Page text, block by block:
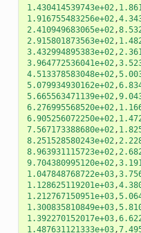
1.430414539743e+02,
1.916755483256e+02,
2.410949683065e+02,
2.915801873563e+02,
3.432994895383e+02,
3.964772536041e+02,
4.513378583048e+02,
5.079934930162e+02,
5.665563471139e+02,
6.276995568520e+02,
6.905256072250e+02,
7.567173388680e+02,
8.251528580243e+02,
8.963931115723e+02,
9.704380995120e+02,
1.047848768722e+03,
1.128625119201e+03,
1.212767150951e+03,
1.300835810849e+03,
1.392270152017e+03,
1.487631121333e+03,